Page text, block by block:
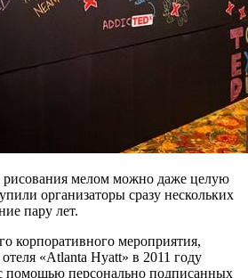
рисования мелом можно даже целую
организаторы сразу нескольких
пару лет.
корпоративного мероприятия,
«Atlanta Hyatt» в 2011 году
помощью персонально подписанных